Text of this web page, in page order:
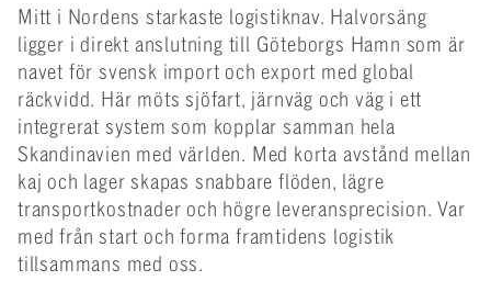
Mitt i Nordens starkaste logistiknav. Halvorsäng
ligger i direkt anslutning till Göteborgs Hamn som är
navet för svensk import och export med global
räckvidd. Här möts sjöfart, järnväg och väg i ett
integrerat system som kopplar samman hela
Skandinavien med världen. Med korta avstånd mellan
kaj och lager skapas snabbare flöden, lägre
transportkostnader och högre leveransprecision. Var
med från start och forma framtidens logistik
tillsammans med oss.